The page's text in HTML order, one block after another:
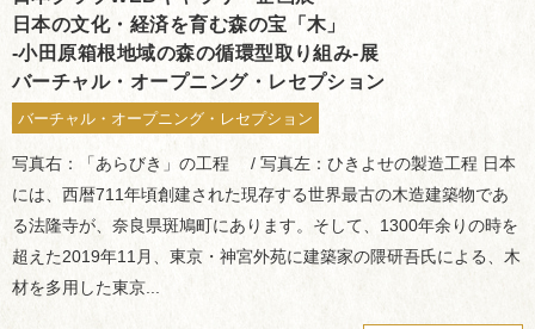
日本の文化・経済を育む森の宝「木」
-小田原箱根地域の森の循環型取り組み-展
バーチャル・オープニング・レセプション
バーチャル・オープニング・レセプション
写真右：「あらびき」の工程 / 写真左：ひきよせの製造工程 日本
には、西暦711年頃創建された現存する世界最古の木造建築物であ
る法隆寺が、奈良県斑鳩町にあります。そして、1300年余りの時を
超えた2019年11月、東京・神宮外苑に建築家の隈研吾氏による、木
材を多用した東京...